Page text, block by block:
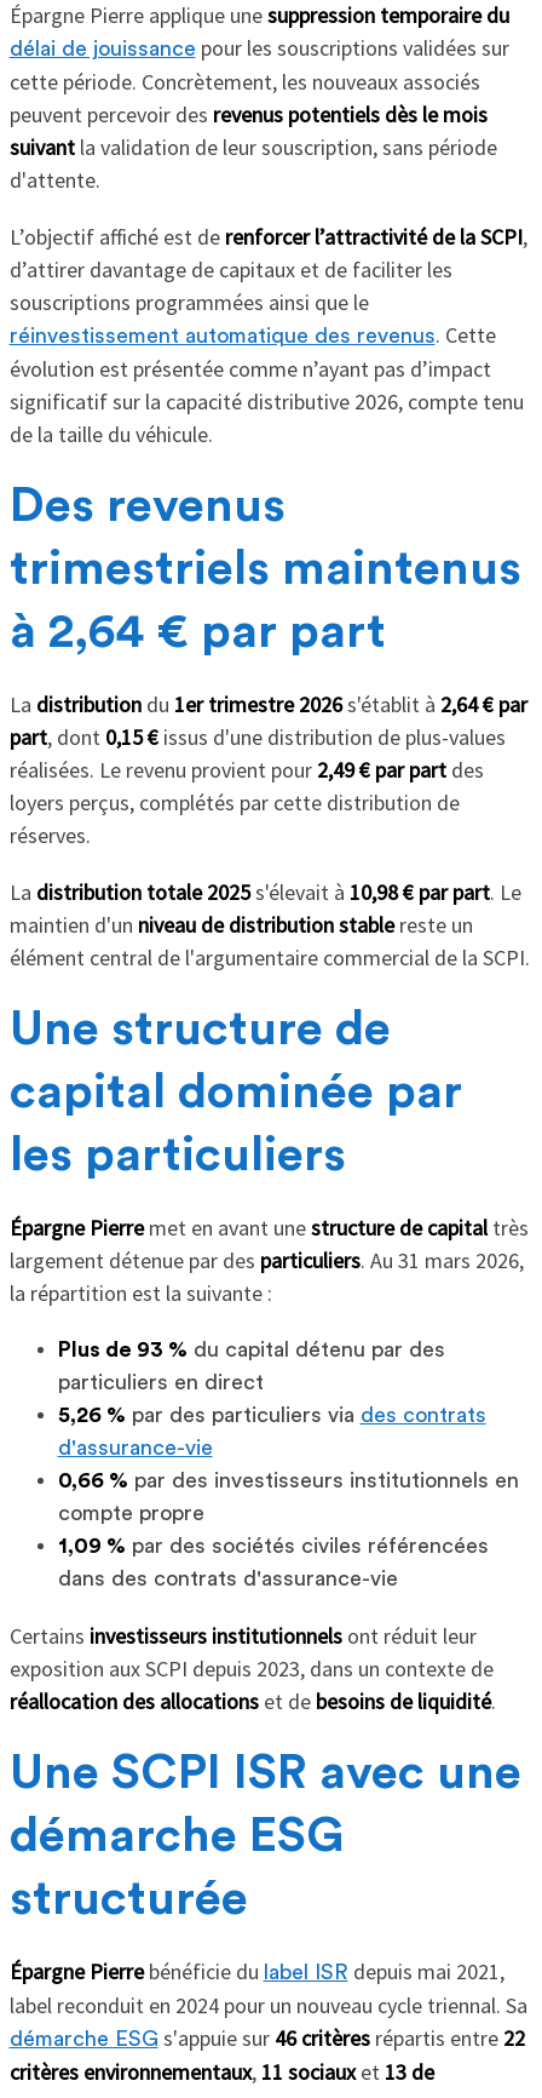
Épargne Pierre applique unesuppression temporaire du
délai de jouissance pour les souscriptions validées sur
cette période. Concrètement, les nouveaux associés
peuvent percevoir des revenus potentiels dès le mois
suivantla validation de leur souscription, sans période
d'attente.
L’objectif affiché est de renforcer l’attractivité de la SCPI,
d’attirer davantage de capitaux et de faciliter les
souscriptions programmées ainsi que le
réinvestissement automatique des revenus. Cette
évolution est présentée comme n’ayant pas d’impact
significatif sur la capacité distributive 2026, compte tenu
de la taille du véhicule.
Des revenus
trimestriels maintenus
à 2,64 € par part
La distributiondu 1er trimestre 2026s'établit à 2,64 € par
part, dont 0,15 €issus d'une distribution de plus-values
réalisées. Le revenu provient pour 2,49 € par partdes
loyers perçus, complétés par cette distribution de
réserves.
La distribution totale 2025s'élevait à 10,98 € par part. Le
maintien d'un niveau de distribution stablereste un
élément central de l'argumentaire commercial de la SCPI.
Une structure de
capital dominée par
les particuliers
Épargne Pierremet en avant unestructure de capitaltrès
largement détenue par des particuliers. Au 31 mars 2026,
la répartition est la suivante :
Plus de 93 % du capital détenu par des
particuliers en direct
5,26 % par des particuliers via des contrats
d'assurance-vie
0,66 % par des investisseurs institutionnels en
compte propre
1,09 % par des sociétés civiles référencées
dans des contrats d'assurance-vie
Certains investisseurs institutionnelsont réduit leur
exposition aux SCPI depuis 2023, dans un contexte de
réallocation des allocationset de besoins de liquidité.
Une SCPI ISR avec une
démarche ESG
structurée
Épargne Pierrebénéficie du label ISR depuis mai 2021,
label reconduit en 2024 pour un nouveau cycle triennal. Sa
démarche ESG s'appuie sur 46 critèresrépartis entre 22
critères environnementaux, 11 sociauxet 13 de